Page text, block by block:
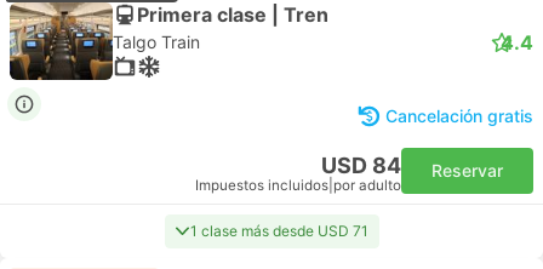
Primera clase | Tren
Talgo Train 4.4
Cancelación gratis
USD 84
Impuestos incluidos por adulto
Reservar
1 clase más desde USD 71